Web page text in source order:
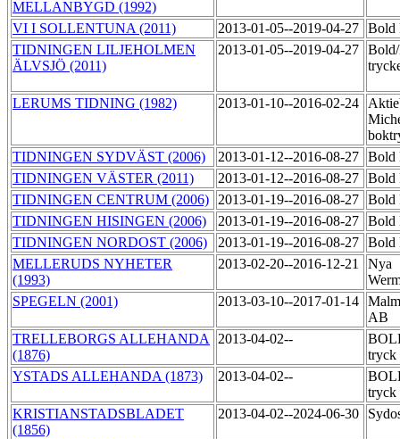
MELLANBYGD (1992)
VI I SOLLENTUNA (2011) 2013-01-05--2019-04-27 Bold
TIDNINGEN LILJEHOLMEN
ÄLVSJÖ (2011)
2013-01-05--2019-04-27
LERUMS TIDNING (1982) 2013-01-10--2016-02-24
TIDNINGEN SYDVÄST (2006)
2013-01-12--2016-08-27 Bold
TIDNINGEN VÄSTER (2011)
2013-01-12--2016-08-27 Bold
TIDNINGEN CENTRUM (2006)
2013-01-19--2016-08-27 Bold
TIDNINGEN HISINGEN (2006)
2013-01-19--2016-08-27 Bold
TIDNINGEN NORDOST (2006)
2013-01-19--2016-08-27 Bold
MELLERUDS NYHETER
(1993)
2013-02-20--2016-12-21
Nya
SPEGELN (2001)
2013-03-10--2017-01-14
AB
TRELLEBORGS ALLEHANDA
(1876)
2013-04-02--
tryck
YSTADS ALLEHANDA (1873)
2013-04-02--
tryck
KRISTIANSTADSBLADET
(1856)
2013-04-02--2024-06-30